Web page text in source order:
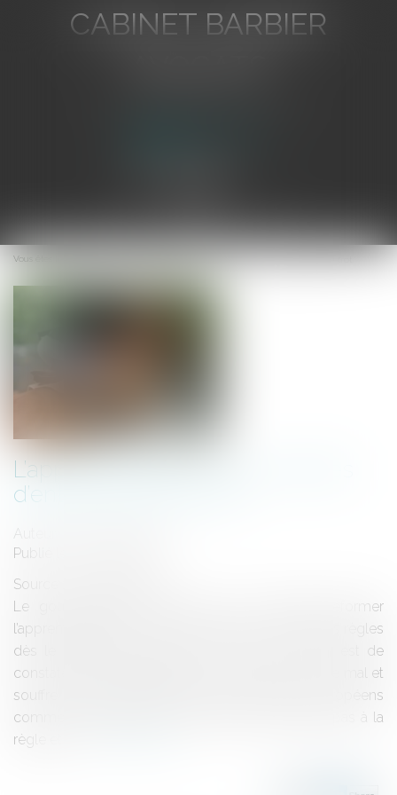
CABINET BARBIER
Vous êtes ici :
L’apprentissage dans les centres
d’entraînement au trot
Auteur : BEUCHER Sophie
Publié le :
Source :
Le gouvernement a annoncé qu’il souhaitait réformer
l’apprentissage en France et proposer de nouvelles règles
dès le printemps prochain. Il est vrai que force est de
constater que l’apprentissage en France fonctionne mal et
souffre de la comparaison avec d’autres pays européens
comme l’Allemagne. La filière équine n’échappe pas à la
règle et l’o...